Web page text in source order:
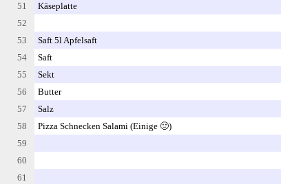
51
Käseplatte
52
53
Saft 5l Apfelsaft
54
Saft
55
Sekt
56
Butter
57
Salz
58
Pizza Schnecken Salami (Einige 🙂)
59
60
61